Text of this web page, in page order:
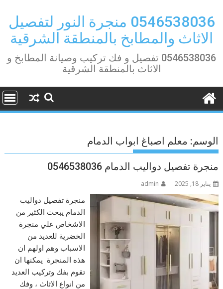
content
0546538036 منجرة النور لتفصيل
الاثاث والمطابخ بالمنطقة الشرقية
0546538036 تفصيل و فك تركيب وصيانة المطابخ و
الاثاث بالمنطقة الشرقية
الوسم: معلم اصباغ ابواب الدمام
منجرة تفصيل دواليب الدمام 0546538036
يناير 18, 2025 admin
منجرة تفصيل دواليب
الدمام يبحث الكثير من
الاشخاص علي منجرة
الخضرية للعديد من
الاسباب وهم اولهم ان
هذه المنجرة يمكنها ان
تقوم بفك وتركيب العديد
من انواع الاثاث ، وفك